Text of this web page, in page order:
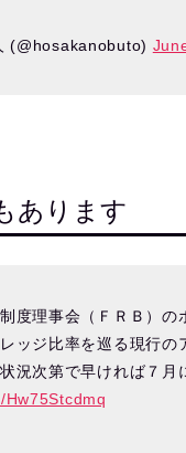
(@hosakanobuto)
あります
度理事会（ＦＲＢ）
ッジ比率を巡る現行
況次第で早ければ７月